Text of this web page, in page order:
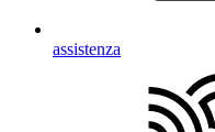
assistenza